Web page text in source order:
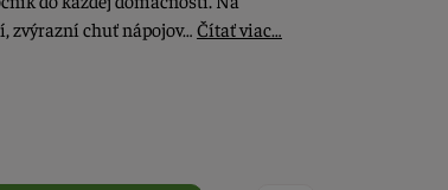
zvýrazní chuť nápojov… Čítať viac…